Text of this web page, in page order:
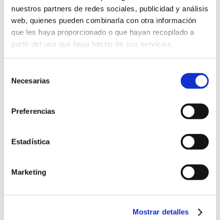
nuestros partners de redes sociales, publicidad y análisis
web, quienes pueden combinarla con otra información
que les haya proporcionado o que hayan recopilado a
partir del uso que haya hecho de sus servicios.
Necesarias
Preferencias
Estadística
Marketing
Mostrar detalles
Noticias
Sigue la actualidad de Ximenez